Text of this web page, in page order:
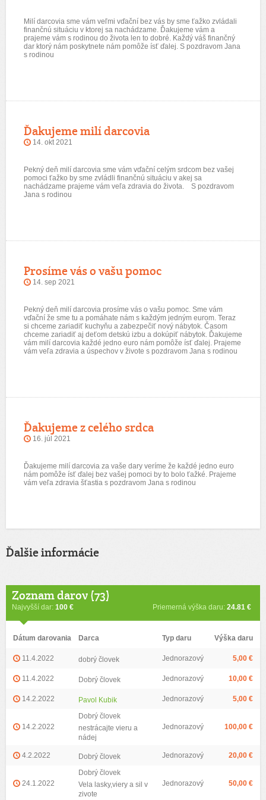
Milí darcovia sme vám veľmi vďační bez vás by sme ťažko zvládali
finančnú situáciu v ktorej sa nachádzame. Ďakujeme vám a
prajeme vám s rodinou do života len to dobré. Každý váš finančný
dar ktorý nám poskytnete nám pomôže ísť ďalej. S pozdravom Jana
s rodinou
Ďakujeme milí darcovia
14. okt 2021
Pekný deň milí darcovia sme vám vďační celým srdcom bez vašej
pomoci ťažko by sme zvládli finančnú situáciu v akej sa
nachádzame prajeme vám veľa zdravia do života. S pozdravom
Jana s rodinou
Prosíme vás o vašu pomoc
14. sep 2021
Pekný deň milí darcovia prosíme vás o vašu pomoc. Sme vám
vďační že sme tu a pomáhate nám s každým jedným eurom. Teraz
si chceme zariadiť kuchyňu a zabezpečiť nový nábytok. Časom
chceme zariadiť aj deťom detskú izbu a dokúpiť nábytok. Ďakujeme
vám milí darcovia každé jedno euro nám pomôže ísť ďalej. Prajeme
vám veľa zdravia a úspechov v živote s pozdravom Jana s rodinou
Ďakujeme z celého srdca
16. júl 2021
Ďakujeme milí darcovia za vaše dary veríme že každé jedno euro
nám pomôže ísť ďalej bez vašej pomoci by to bolo ťažké. Prajeme
vám veľa zdravia šťastia s pozdravom Jana s rodinou
Ďalšie informácie
Zoznam darov (73)
Najvyšší dar: 100 € Priemerná výška daru: 24.81 €
Dátum darovania Darca Typ daru Výška daru
11.4.2022 dobrý človek Jednorazový 5,00 €
11.4.2022 Dobrý človek Jednorazový 10,00 €
14.2.2022 Pavol Kubik Jednorazový 5,00 €
14.2.2022
Dobrý človek
nestrácajte vieru a
nádej
Jednorazový 100,00 €
4.2.2022 Dobrý človek Jednorazový 20,00 €
24.1.2022
Dobrý človek
Vela lasky,viery a sil v
zivote
Jednorazový 50,00 €